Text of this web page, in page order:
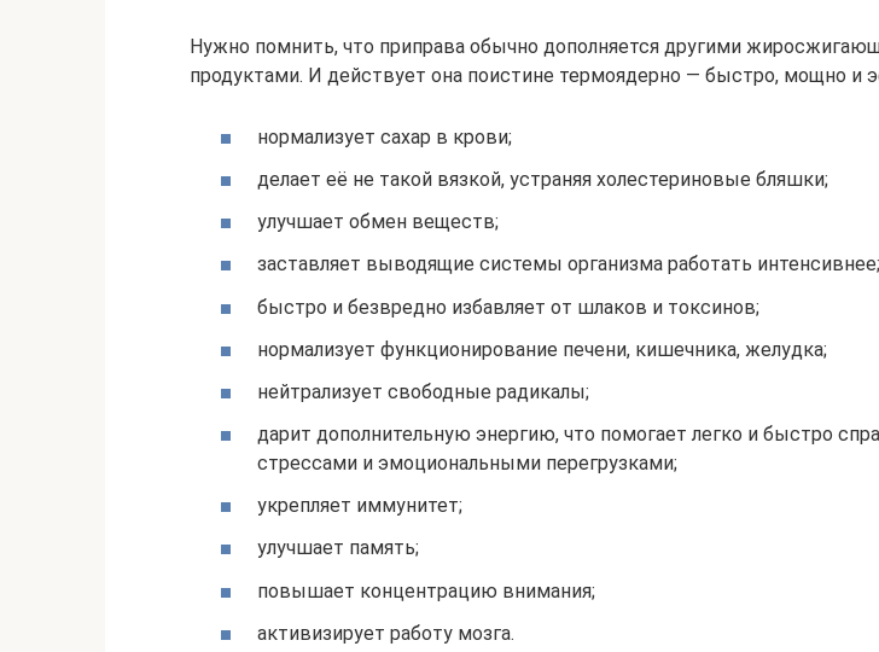
Нужно помнить, что приправа обычно дополняется другими
продуктами. И действует она поистине термоядерно — быстро, мощно и
нормализует сахар в крови;
делает её не такой вязкой, устраняя холестериновые бляшки;
улучшает обмен веществ;
заставляет выводящие системы организма работать интенсивнее;
быстро и безвредно избавляет от шлаков и токсинов;
нормализует функционирование печени, кишечника, желудка;
нейтрализует свободные радикалы;
дарит дополнительную энергию, что помогает легко и быстро
стрессами и эмоциональными перегрузками;
укрепляет иммунитет;
улучшает память;
повышает концентрацию внимания;
активизирует работу мозга.